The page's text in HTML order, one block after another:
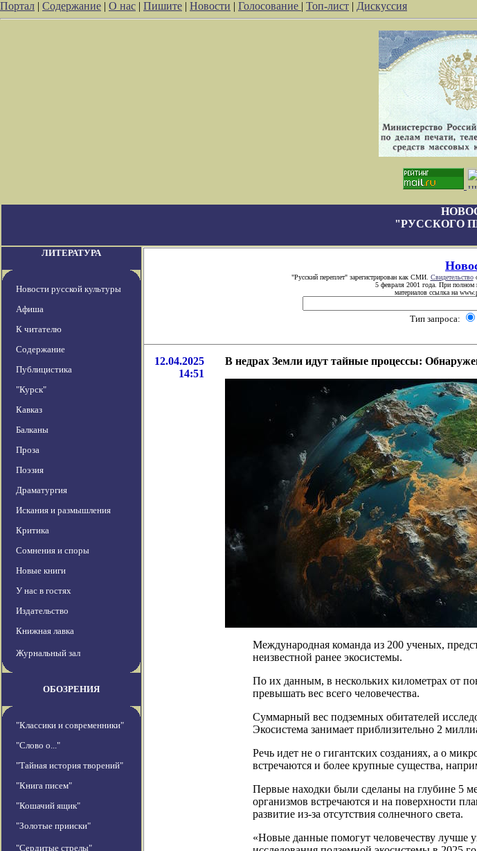
Портал | Содержание | О нас | Пишите | Новости | Голосование | Топ-лист | Дискуссия
"РУССКОГО
ЛИТЕРАТУРА
Новости русской культуры
Афиша
К читателю
Содержание
Публицистика
"Курск"
Кавказ
Балканы
Проза
Поэзия
Драматургия
Искания и размышления
Критика
Сомнения и споры
Новые книги
У нас в гостях
Издательство
Книжная лавка
Журнальный зал
ОБОЗРЕНИЯ
"Классики и современники"
"Слово о..."
"Тайная история творений"
"Книга писем"
"Кошачий ящик"
"Золотые прииски"
"Сердитые стрелы"
"Русский переплет" зарегистрирован как СМИ. Свидетельство
5 февраля 2001 года. При полном
материалов ссылка на
Тип запроса:
12.04.2025
14:51
В недрах Земли идут тайные процессы:
Международная команда из 200 ученых,
неизвестной ранее экосистемы.
По их данным, в нескольких километрах от
превышать вес всего человечества.
Суммарный вес подземных обитателей
Экосистема занимает приблизительно 2
Речь идет не о гигантских созданиях, а о
встречаются и более крупные существа,
Первые находки были сделаны на глубине 5
организмов встречаются и на поверхности
развитие из-за отсутствия солнечного света.
«Новые данные помогут человечеству